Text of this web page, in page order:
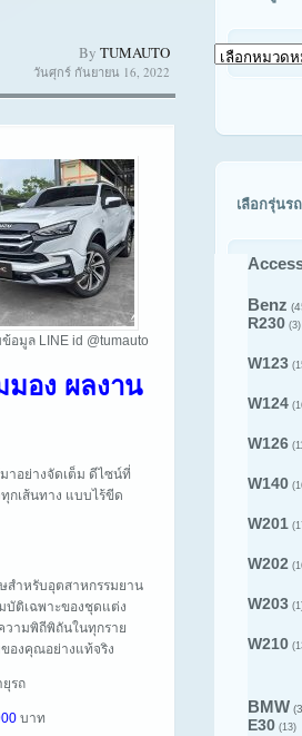
By TUMAUTO
วันศุกร์ กันยายน 16, 2022
อมูล LINE id @tumauto
อง ผลงาน
าอย่างจัดเต็ม ดีไซน์ที่
กเส้นทาง แบบไร้ขีด
สำหรับอุตสาหกรรมยาน
ติเฉพาะของชุดแต่ง
ามพิถีพิถันในทุกราย
องคุณอย่างแท้จริง
รถ
บาท
เลือก
รุ่น
เลือกรุ่นรถ
Benz
R230 (3)
W123
W124
W126
W140
W201
W202
W203
W210
BMW
E30 (13)